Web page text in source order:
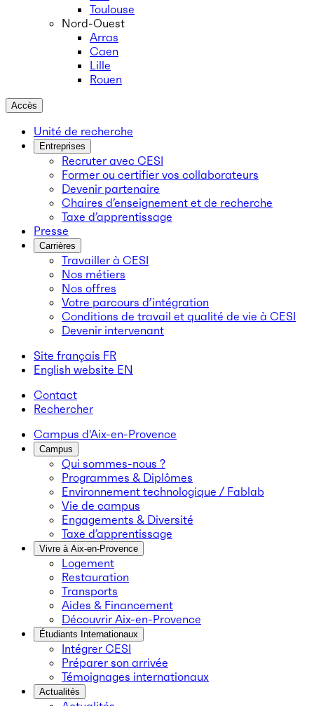
Toulouse
Nord-Ouest
Arras
Caen
Lille
Rouen
Accès
Unité de recherche
Entreprises
Recruter avec CESI
Former ou certifier vos collaborateurs
Devenir partenaire
Chaires d’enseignement et de recherche
Taxe d’apprentissage
Presse
Carrières
Travailler à CESI
Nos métiers
Nos offres
Votre parcours d’intégration
Conditions de travail et qualité de vie à CESI
Devenir intervenant
Site français FR
English website EN
Contact
Rechercher
Campus d'Aix-en-Provence
Campus
Qui sommes-nous ?
Programmes & Diplômes
Environnement technologique / Fablab
Vie de campus
Engagements & Diversité
Taxe d’apprentissage
Vivre à Aix-en-Provence
Logement
Restauration
Transports
Aides & Financement
Découvrir Aix-en-Provence
Étudiants Internationaux
Intégrer CESI
Préparer son arrivée
Témoignages internationaux
Actualités